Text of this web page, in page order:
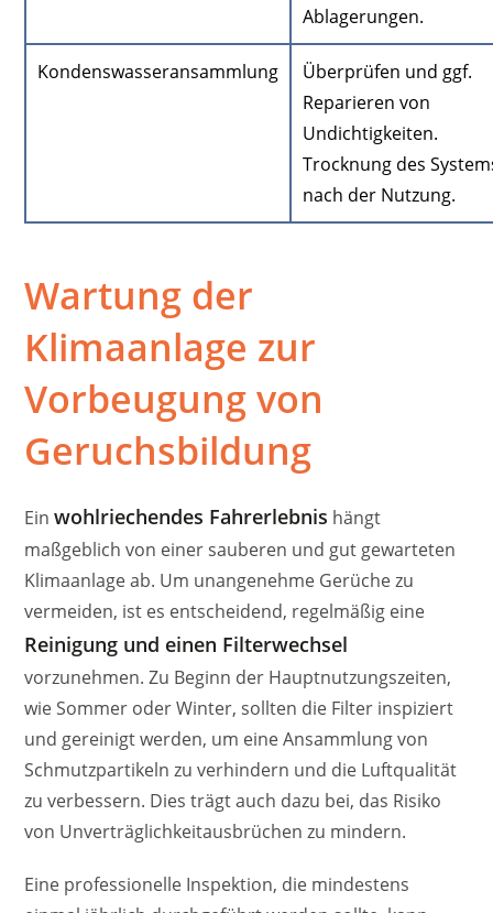
Ablagerungen.
Kondenswasseransammlung
Überprüfen und ggf.
Reparieren von
Undichtigkeiten.
Trocknung des
nach der Nutzung.
Wartung der
Klimaanlage zur
Vorbeugung von
Geruchsbildung
Einwohlriechendes Fahrerlebnis hängt
maßgeblich von einer sauberen und gut gewarteten
Klimaanlage ab. Um unangenehme Gerüche zu
vermeiden, ist es entscheidend, regelmäßig eine
Reinigung und einen Filterwechsel
vorzunehmen. Zu Beginn der Hauptnutzungszeiten,
wie Sommer oder Winter, sollten die Filter inspiziert
und gereinigt werden, um eine Ansammlung von
Schmutzpartikeln zu verhindern und die Luftqualität
zu verbessern. Dies trägt auch dazu bei, das Risiko
von Unverträglichkeitausbrüchen zu mindern.
Eine professionelle Inspektion, die mindestens